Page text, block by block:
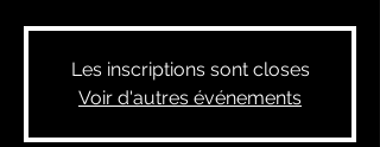
Les inscriptions sont closes
Voir d'autres événements